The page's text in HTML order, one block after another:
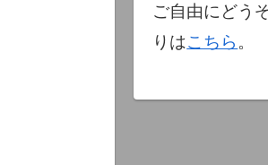
ご自由にどう
りはこちら 。